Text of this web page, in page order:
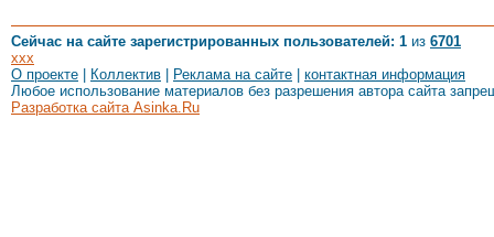
Сейчас на сайте зарегистрированных пользователей: 1 из 6701
xxx
О проекте
Коллектив Реклама на сайте
контактная информация
Любое использование материалов без разрешения автора сайта
Разработка сайта Asinka.Ru